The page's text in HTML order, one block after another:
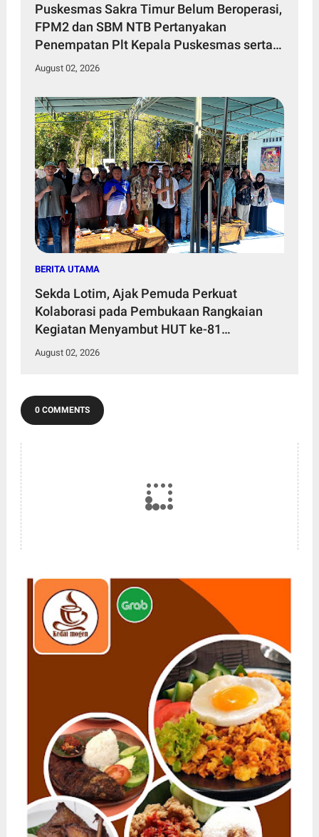
Puskesmas Sakra Timur Belum Beroperasi,
FPM2 dan SBM NTB Pertanyakan
Penempatan Plt Kepala Puskesmas serta
Tenaga Kesehatan
August 02, 2026
BERITA UTAMA
Sekda Lotim, Ajak Pemuda Perkuat
Kolaborasi pada Pembukaan Rangkaian
Kegiatan Menyambut HUT ke-81
Kemerdekaan RI di Desa Surabaya Utara
August 02, 2026
0 COMMENTS